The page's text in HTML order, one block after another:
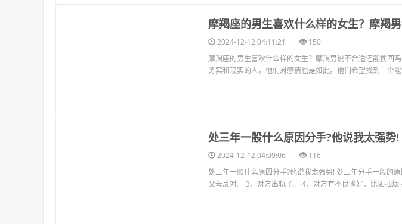
​处三年一般什么原因分手?他说我太强势!
​女生说在看电视，怎么回复才能撩到她？